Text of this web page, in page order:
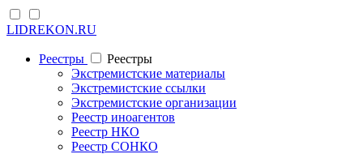
LIDREKON.RU
Реестры
Реестры
Экстремистские материалы
Экстремистские ссылки
Экстремистские организации
Реестр иноагентов
Реестр НКО
Реестр СОНКО